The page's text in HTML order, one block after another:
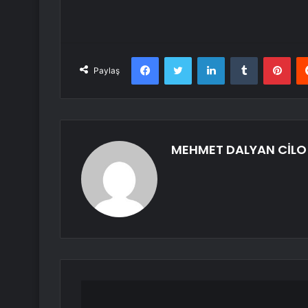
Paylaş
FacebookTwitter LinkedInTumblr
MEHMET DALYAN CİLO